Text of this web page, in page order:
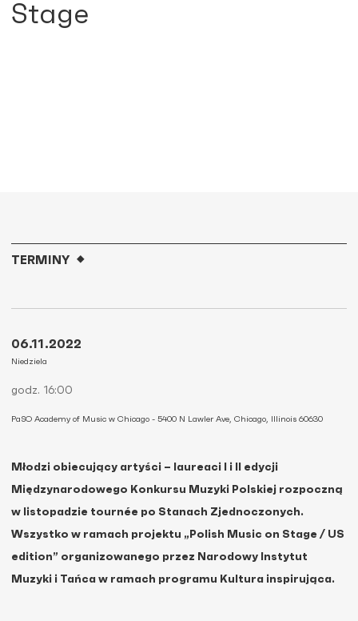
Stage
Młodzi obiecujący artyści – laureaci I i II edycji
Międzynarodowego Konkursu Muzyki Polskiej rozpoczną
w listopadzie tournée po Stanach Zjednoczonych.
Wszystko w ramach projektu „Polish Music on Stage / US
edition” organizowanego przez Narodowy Instytut
Muzyki i Tańca w ramach programu Kultura inspirująca.
TERMINY
06.11.2022
Niedziela
godz. 16:00
PaSO Academy of Music w Chicago - 5400 N Lawler Ave, Chicago, Illinois 60630